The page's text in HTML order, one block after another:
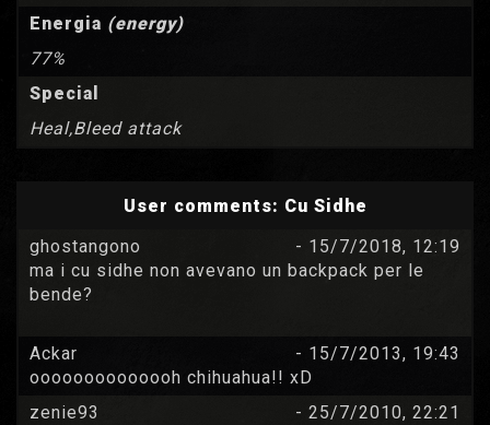
Energia (energy)
77%
Special
Heal,Bleed attack
User comments: Cu Sidhe
ghostangono
- 15/7/2018, 12:19
ma i cu sidhe non avevano un backpack per le
bende?
Ackar
- 15/7/2013, 19:43
oooooooooooooh chihuahua!! xD
zenie93
- 25/7/2010, 22:21